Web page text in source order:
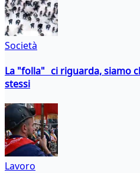
Società
La "folla" ci riguarda, siamo
stessi
Lavoro